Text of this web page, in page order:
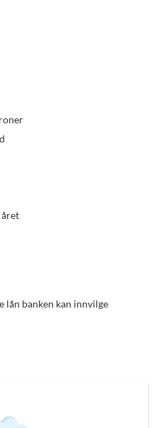
lån banken kan innvilge